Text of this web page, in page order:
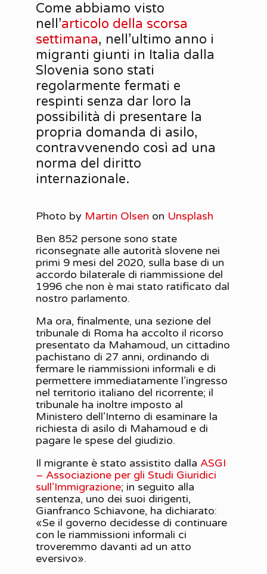
Come abbiamo visto
nell’articolo della scorsa
settimana, nell’ultimo anno i
migranti giunti in Italia dalla
Slovenia sono stati
regolarmente fermati e
respinti senza dar loro la
possibilità di presentare la
propria domanda di asilo,
contravvenendo così ad una
norma del diritto
internazionale.
Photo by Martin Olsen on Unsplash
Ben 852 persone sono state
riconsegnate alle autorità slovene nei
primi 9 mesi del 2020, sulla base di un
accordo bilaterale di riammissione del
1996 che non è mai stato ratificato dal
nostro parlamento.
Ma ora, finalmente, una sezione del
tribunale di Roma ha accolto il ricorso
presentato da Mahamoud, un cittadino
pachistano di 27 anni, ordinando di
fermare le riammissioni informali e di
permettere immediatamente l’ingresso
nel territorio italiano del ricorrente; il
tribunale ha inoltre imposto al
Ministero dell’Interno di esaminare la
richiesta di asilo di Mahamoud e di
pagare le spese del giudizio.
Il migrante è stato assistito dalla ASGI
– Associazione per gli Studi Giuridici
sull’Immigrazione; in seguito alla
sentenza, uno dei suoi dirigenti,
Gianfranco Schiavone, ha dichiarato:
«Se il governo decidesse di continuare
con le riammissioni informali ci
troveremmo davanti ad un atto
eversivo».